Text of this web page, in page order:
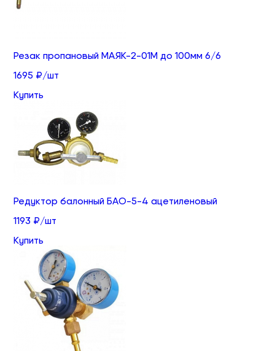
Резак пропановый МАЯК-2-01М до 100мм 6/6
1695 ₽/шт
Купить
Редуктор балонный БАО-5-4 ацетиленовый
1193 ₽/шт
Купить